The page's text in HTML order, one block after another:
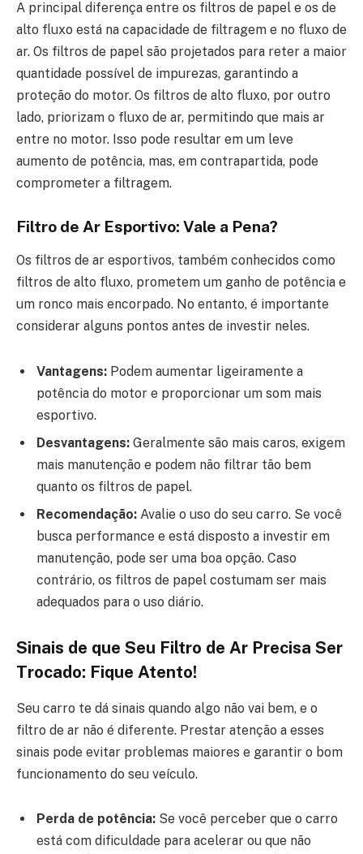
A principal diferença entre os filtros de papel e os de
alto fluxo está na capacidade de filtragem e no fluxo de
ar. Os filtros de papel são projetados para reter a maior
quantidade possível de impurezas, garantindo a
proteção do motor. Os filtros de alto fluxo, por outro
lado, priorizam o fluxo de ar, permitindo que mais ar
entre no motor. Isso pode resultar em um leve
aumento de potência, mas, em contrapartida, pode
comprometer a filtragem.
Filtro de Ar Esportivo: Vale a Pena?
Os filtros de ar esportivos, também conhecidos como
filtros de alto fluxo, prometem um ganho de potência e
um ronco mais encorpado. No entanto, é importante
considerar alguns pontos antes de investir neles.
Vantagens: Podem aumentar ligeiramente a
potência do motor e proporcionar um som mais
esportivo.
Desvantagens: Geralmente são mais caros, exigem
mais manutenção e podem não filtrar tão bem
quanto os filtros de papel.
Recomendação: Avalie o uso do seu carro. Se você
busca performance e está disposto a investir em
manutenção, pode ser uma boa opção. Caso
contrário, os filtros de papel costumam ser mais
adequados para o uso diário.
Sinais de que Seu Filtro de Ar Precisa Ser
Trocado: Fique Atento!
Seu carro te dá sinais quando algo não vai bem, e o
filtro de ar não é diferente. Prestar atenção a esses
sinais pode evitar problemas maiores e garantir o bom
funcionamento do seu veículo.
Perda de potência: Se você perceber que o carro
está com dificuldade para acelerar ou que não